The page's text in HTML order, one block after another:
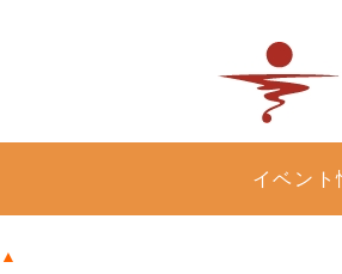
イベント
▲